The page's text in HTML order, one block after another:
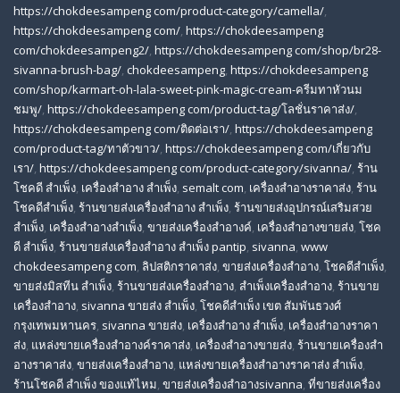
https://chokdeesampeng com/product-category/camella/,
https://chokdeesampeng com/, https://chokdeesampeng
com/chokdeesampeng2/, https://chokdeesampeng com/shop/br28-
sivanna-brush-bag/, chokdeesampeng, https://chokdeesampeng
com/shop/karmart-oh-lala-sweet-pink-magic-cream-ครีมทาหัวนม
ชมพู/, https://chokdeesampeng com/product-tag/โลชั่นราคาส่ง/,
https://chokdeesampeng com/ติดต่อเรา/, https://chokdeesampeng
com/product-tag/ทาตัวขาว/, https://chokdeesampeng com/เกี่ยวกับ
เรา/, https://chokdeesampeng com/product-category/sivanna/, ร้าน
โชคดี สําเพ็ง, เครื่องสำอาง สำเพ็ง, semalt com, เครื่องสำอางราคาส่ง, ร้าน
โชคดีสำเพ็ง, ร้านขายส่งเครื่องสําอาง สําเพ็ง, ร้านขายส่งอุปกรณ์เสริมสวย
สําเพ็ง, เครื่องสำอางสำเพ็ง, ขายส่งเครื่องสำอางค์, เครื่องสำอางขายส่ง, โชค
ดี สําเพ็ง, ร้านขายส่งเครื่องสําอาง สําเพ็ง pantip, sivanna, www
chokdeesampeng com, ลิปสติกราคาส่ง, ขายส่งเครื่องสำอาง, โชคดีสำเพ็ง,
ขายส่งมิสทีน สําเพ็ง, ร้านขายส่งเครื่องสำอาง, สําเพ็งเครื่องสําอาง, ร้านขาย
เครื่องสำอาง, sivanna ขายส่ง สําเพ็ง, โชคดีสำเพ็ง เขต สัมพันธวงศ์
กรุงเทพมหานคร, sivanna ขายส่ง, เครื่องสําอาง สําเพ็ง, เครื่องสําอางราคา
ส่ง, แหล่งขายเครื่องสําอางค์ราคาส่ง, เครื่องสําอางขายส่ง, ร้านขายเครื่องสํา
อางราคาส่ง, ขายส่งเครื่องสําอาง, แหล่งขายเครื่องสําอางราคาส่ง สําเพ็ง,
ร้านโชคดี สําเพ็ง ของแท้ไหม, ขายส่งเครื่องสําอางsivanna, ที่ขายส่งเครื่อง